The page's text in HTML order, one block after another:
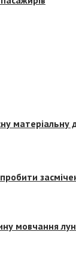
матеріальну
мовчання